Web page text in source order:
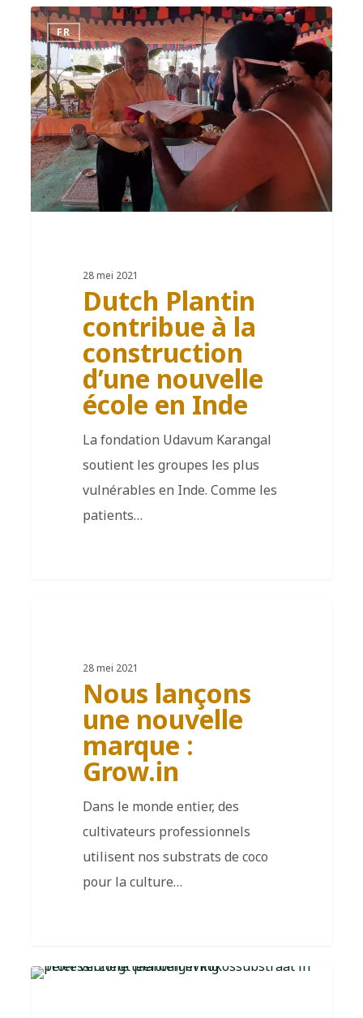
FR
28 mei 2021
Dutch Plantin
contribue à la
construction
d’une nouvelle
école en Inde
La fondation Udavum Karangal
soutient les groupes les plus
vulnérables en Inde. Comme les
patients…
28 mei 2021
Nous lançons
une nouvelle
marque :
Grow.in
Dans le monde entier, des
cultivateurs professionnels
utilisent nos substrats de coco
pour la culture…